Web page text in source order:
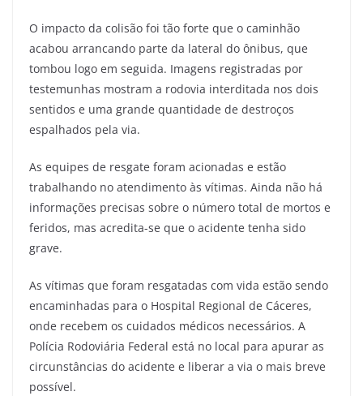
O impacto da colisão foi tão forte que o caminhão
acabou arrancando parte da lateral do ônibus, que
tombou logo em seguida. Imagens registradas por
testemunhas mostram a rodovia interditada nos dois
sentidos e uma grande quantidade de destroços
espalhados pela via.
As equipes de resgate foram acionadas e estão
trabalhando no atendimento às vítimas. Ainda não há
informações precisas sobre o número total de mortos e
feridos, mas acredita-se que o acidente tenha sido
grave.
As vítimas que foram resgatadas com vida estão sendo
encaminhadas para o Hospital Regional de Cáceres,
onde recebem os cuidados médicos necessários. A
Polícia Rodoviária Federal está no local para apurar as
circunstâncias do acidente e liberar a via o mais breve
possível.